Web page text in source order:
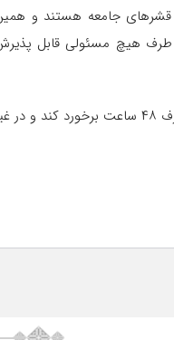
قشرهای جامعه هستند و
طرف هیچ مسئولی قابل
همچنین غلامرضا امیری عضو شورای شهر کرمانشاه در کانال تلگرام خود نوشت: شهردار میبایست ظرف ۴۸ ساعت برخورد کند